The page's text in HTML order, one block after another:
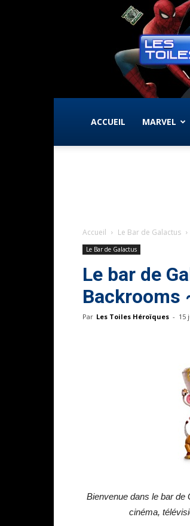
ACCUEIL MARVEL
Accueil Le Bar de Galactus
Le Bar de Galactus
Le bar de
Backrooms
Par Les Toiles Héroïques - 15
Bienvenue dans le bar de
cinéma,